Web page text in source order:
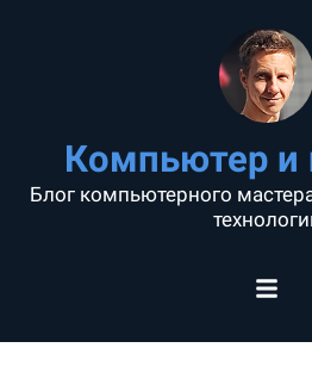
Компьютер и
Блог компьютерного